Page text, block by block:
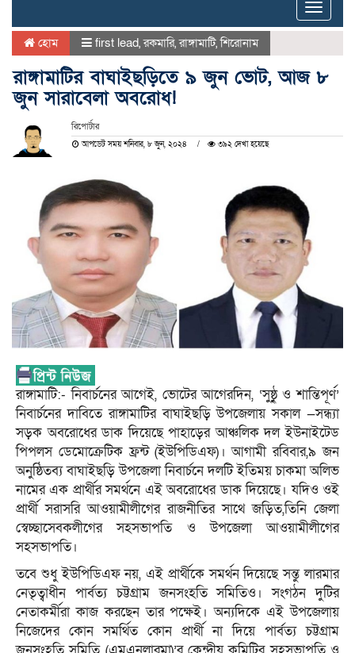
Toggle
হোম first lead,রকমারি,রাঙ্গামাটি,শিরোনাম
রাঙ্গামাটির বাঘাইছড়িতে ৯ জুন ভোট, আজ ৮
জুন সারাবেলা অবরোধ!
রিপোর্টার
আপডেট সময় শনিবার, ৮ জুন, ২০২৪ ৩৯২ দেখা হয়েছে
রাঙ্গামাটি:- নিবার্চনের আগেই, ভোটের আগেরদিন, ‘সুষ্ঠুৃ ও শান্তিপূর্ণ’
নিবার্চনের দাবিতে রাঙ্গামাটির বাঘাইছড়ি উপজেলায় সকাল —সন্ধ্যা
সড়ক অবরোধের ডাক দিয়েছে পাহাড়ের আঞ্চলিক দল ইউনাইটেড
পিপলস ডেমোক্রেটিক ফ্রন্ট (ইউপিডিএফ)। আগামী রবিবার,৯ জন
অনুষ্ঠিতব্য বাঘাইছড়ি উপজেলা নিবার্চনে দলটি ইতিময় চাকমা অলিভ
নামের এক প্রার্থীর সমর্থনে এই অবরোধের ডাক দিয়েছে। যদিও ওই
প্রার্থী সরাসরি আওয়ামীলীগের রাজনীতির সাথে জড়িত,তিনি জেলা
স্বেচ্ছাসেবকলীগের সহসভাপতি ও উপজেলা আওয়ামীলীগের
সহসভাপতি।
তবে শুধু ইউপিডিএফ নয়, এই প্রার্থীকে সমর্থন দিয়েছে সন্তু লারমার
নেতৃত্বাধীন পার্বত্য চট্টগ্রাম জনসংহতি সমিতিও। সংগঠন দুটির
নেতাকর্মীরা কাজ করছেন তার পক্ষেই। অন্যদিকে এই উপজেলায়
নিজেদের কোন সমর্থিত কোন প্রার্থী না দিয়ে পার্বত্য চট্টগ্রাম